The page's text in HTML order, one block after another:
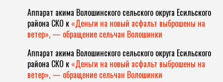
Аппарат акима Волошинского сельского округа Есильского
района СКО к «Деньги на новый асфальт выброшены на
ветер», — обращение сельчан Волошинки
Аппарат акима Волошинского сельского округа Есильского
района СКО к «Деньги на новый асфальт выброшены на
ветер», — обращение сельчан Волошинки